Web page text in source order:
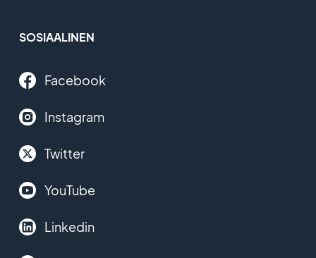
SOSIAALINEN
Facebook
Instagram
Twitter
YouTube
Linkedin